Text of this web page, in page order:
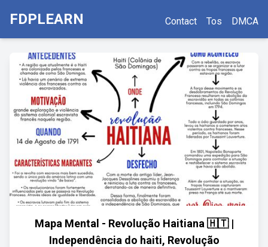
FDPLEARN Contact Tos DMCA
Mapa Mental - Revolução Haitiana 🇭🇹 |
Independência do haiti, Revolução